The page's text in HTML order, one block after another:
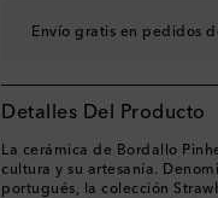
Envío gratis en pedidos
Detalles Del Producto
La cerámica de Bordallo
cultura y su artesanía.
portugués, la colección